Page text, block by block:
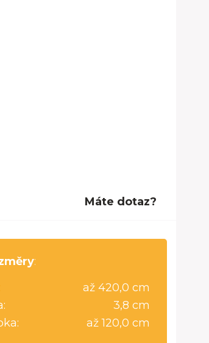
Máte dotaz?
:
až 420,0 cm
3,8 cm
až 120,0 cm